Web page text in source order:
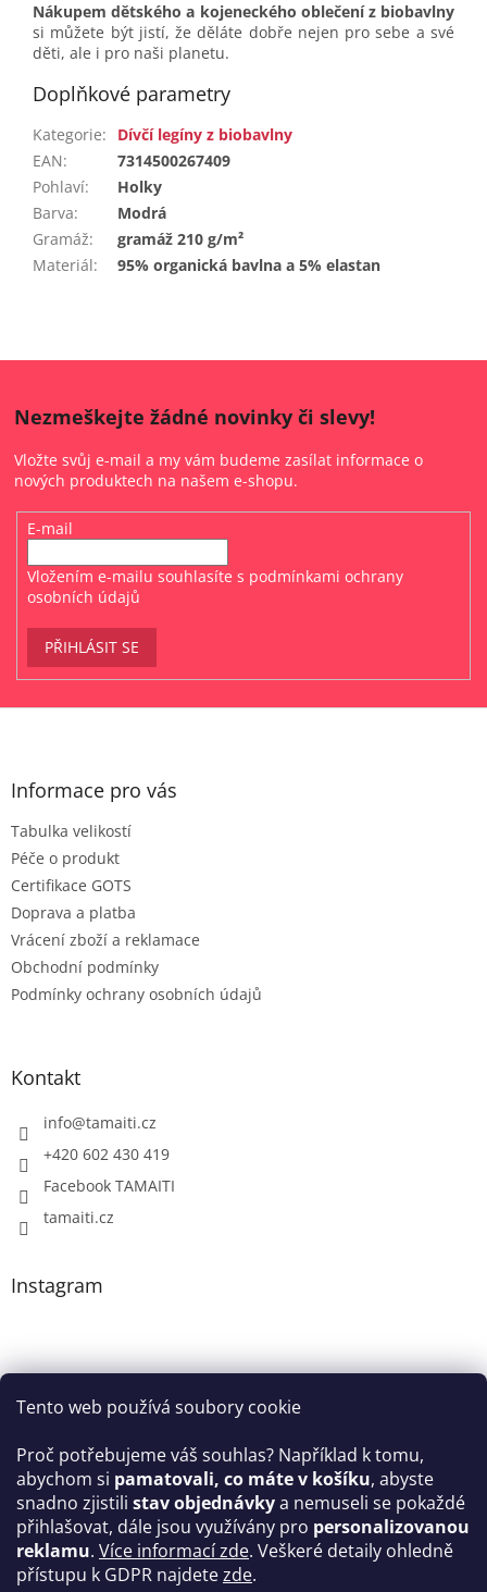
Tento web používá soubory cookie
Proč potřebujeme váš souhlas? Například k tomu,
abychom si pamatovali, co máte v košíku, abyste
snadno zjistili stav objednávkya nemuseli se pokaždé
přihlašovat, dále jsou využívány pro personalizovanou
reklamu. Více informací zde. Veškeré detaily ohledně
přístupu k GDPR najdetezde.
Nákupem dětského a kojeneckého oblečení z biobavlny
si můžete být jistí, že děláte dobře nejen pro sebe a své
děti, ale i pro naši planetu.
Doplňkové parametry
Kategorie:
Dívčí legíny z biobavlny
EAN:
7314500267409
Pohlaví:
Holky
Barva:
Modrá
Gramáž:
gramáž 210 g/m²
Materiál: 95% organická bavlna a 5% elastan
Nezmeškejte žádné novinky či slevy!
Vložte svůj e-mail a my vám budeme zasílat informace o
nových produktech na našem e-shopu.
E-mail
Vložením e-mailu souhlasíte s podmínkami ochrany
osobních údajů
PŘIHLÁSIT SE
Z
Informace pro vás
Tabulka velikostí
Péče o produkt
Certifikace GOTS
Doprava a platba
Vrácení zboží a reklamace
Obchodní podmínky
Podmínky ochrany osobních údajů
Kontakt
info@tamaiti.cz
+420 602 430 419
Facebook TAMAITI
tamaiti.cz
Instagram
Sledovat na Instagramu
Facebook